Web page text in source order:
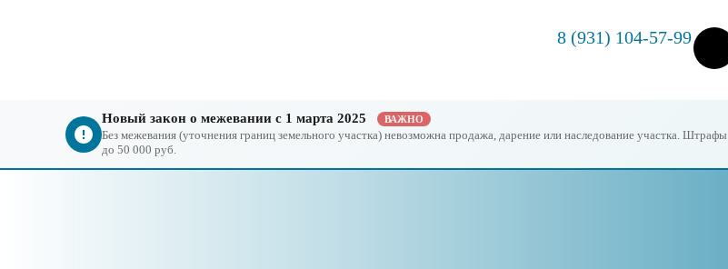
8 (931) 104-57-99
Новый закон о межевании с 1 марта 2025 ВАЖНО
Без межевания (уточнения границ земельного участка) невозможна продажа, дарение или наследование участка. Штрафы
до 50 000 руб.